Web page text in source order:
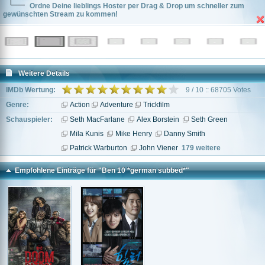
Ordne Deine lieblings Hoster per Drag & Drop um schneller zum
gewünschten Stream zu kommen!
Weitere Details
IMDb Wertung:
9 / 10 :: 68705 Votes
Genre:
Action Adventure
Trickfilm
Schauspieler:
Seth MacFarlane Alex Borstein
Seth Green
Mila Kunis
Mike Henry
Danny Smith
Patrick Warburton
John Viener 179 weitere
Empfohlene Einträge für "Ben 10 *german subbed*"